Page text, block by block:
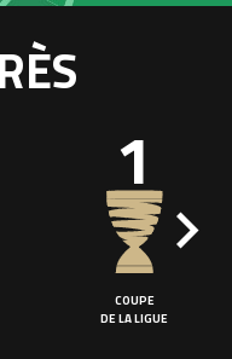
1
COUPE
DE LA LIGUE